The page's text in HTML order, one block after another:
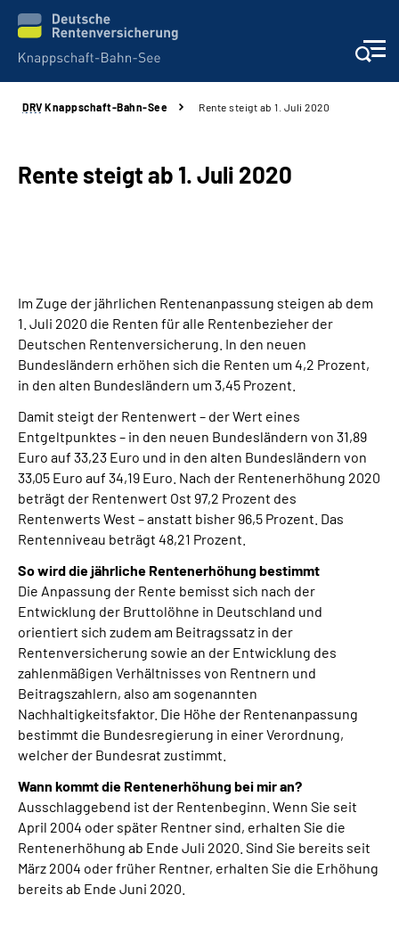
Aktuelles & Presse
Beratung & Kontakt
Arbeitgeber-Services
Über uns & Karriere
Online-Services
Die DRV Knappschaft-Bahn-See in Deutscher
Gebärdensprache
Leichte Sprache
Suche
Mein Kundenportal
DRV Knappschaft-Bahn-See Rente steigt ab 1. Juli 2020
Rente steigt ab 1. Juli 2020
Im Zuge der jährlichen Rentenanpassung steigen ab dem
1. Juli 2020 die Renten für alle Rentenbezieher der
Deutschen Rentenversicherung. In den neuen
Bundesländern erhöhen sich die Renten um 4,2 Prozent,
in den alten Bundesländern um 3,45 Prozent.
Damit steigt der Rentenwert – der Wert eines
Entgeltpunktes – in den neuen Bundesländern von 31,89
Euro auf 33,23 Euro und in den alten Bundesländern von
33,05 Euro auf 34,19 Euro. Nach der Rentenerhöhung 2020
beträgt der Rentenwert Ost 97,2 Prozent des
Rentenwerts West – anstatt bisher 96,5 Prozent. Das
Rentenniveau beträgt 48,21 Prozent.
So wird die jährliche Rentenerhöhung bestimmt
Die Anpassung der Rente bemisst sich nach der
Entwicklung der Bruttolöhne in Deutschland und
orientiert sich zudem am Beitragssatz in der
Rentenversicherung sowie an der Entwicklung des
zahlenmäßigen Verhältnisses von Rentnern und
Beitragszahlern, also am sogenannten
Nachhaltigkeitsfaktor. Die Höhe der Rentenanpassung
bestimmt die Bundesregierung in einer Verordnung,
welcher der Bundesrat zustimmt.
Wann kommt die Rentenerhöhung bei mir an?
Ausschlaggebend ist der Rentenbeginn. Wenn Sie seit
April 2004 oder später Rentner sind, erhalten Sie die
Rentenerhöhung ab Ende Juli 2020. Sind Sie bereits seit
März 2004 oder früher Rentner, erhalten Sie die Erhöhung
bereits ab Ende Juni 2020.